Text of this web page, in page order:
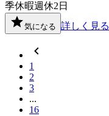
季休暇週休2日
気になる 詳しく見る
1
2
3
...
16